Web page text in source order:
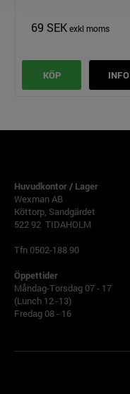
69 SEK
KÖP INFO
Huvudkontor / Lager
Wexman AB
Köttorp, Sandgärdet
522 92 TIDAHOLM
Tfn 0502-188 90
Öppettider
Måndag-Torsdag 07 - 17
(Lunch 12 -13)
Fredag 08 - 16